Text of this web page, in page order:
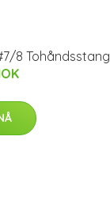
8 Tohåndsstang